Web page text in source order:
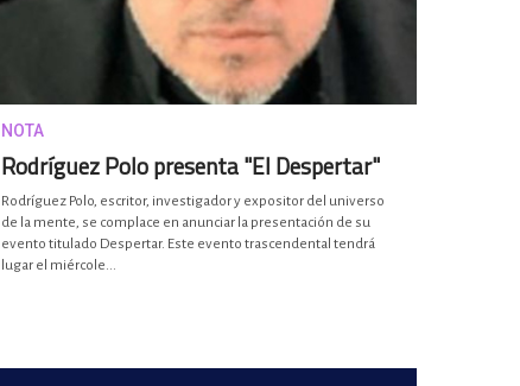
NOTA
Rodríguez Polo presenta "El Despertar"
Rodríguez Polo, escritor, investigador y expositor del universo
de la mente, se complace en anunciar la presentación de su
evento titulado Despertar. Este evento trascendental tendrá
lugar el miércole...